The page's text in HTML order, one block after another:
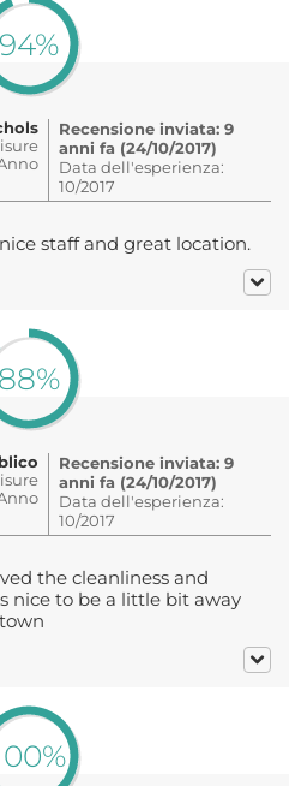
94%
Recensione inviata: 9
anni fa (24/10/2017)
Data dell'esperienza:
10/2017
staff and great location.
88%
Recensione inviata: 9
anni fa (24/10/2017)
Data dell'esperienza:
10/2017
the cleanliness and
nice to be a little bit away